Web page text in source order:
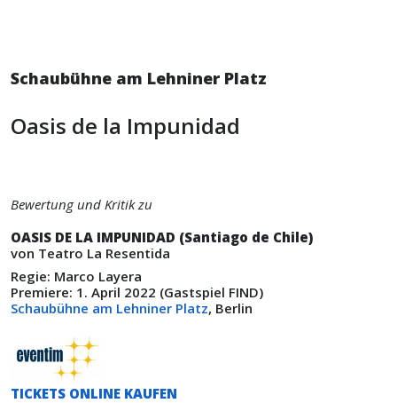
Schaubühne am Lehniner Platz
Oasis de la Impunidad
Bewertung und Kritik zu
OASIS DE LA IMPUNIDAD (Santiago de Chile)
von Teatro La Re­sentida
Regie: Marco Layera
Premiere: 1. April 2022 (Gastspiel FIND)
Schaubühne am Lehniner Platz, Berlin
TICKETS ONLINE KAUFEN